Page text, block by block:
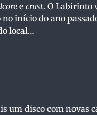
e crust. O Labirinto
no início do ano
local…
um disco com novas